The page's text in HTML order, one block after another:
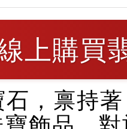
上購買
，禀持